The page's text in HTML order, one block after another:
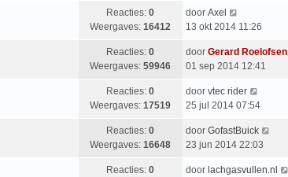
Reacties:0
Weergaves:16412
door Axel
13 okt 2014 11:26
Reacties:0
Weergaves:59946
door Gerard Roelofsen
01 sep 2014 12:41
Reacties:0
Weergaves:17519
door vtec rider
25 jul 2014 07:54
Reacties:0
Weergaves:16648
door GofastBuick
23 jun 2014 22:03
Reacties:0
door lachgasvullen.nl